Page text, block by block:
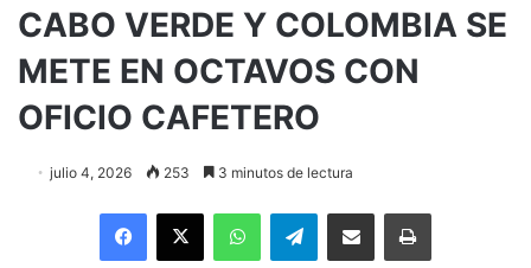
CABO VERDE Y COLOMBIA SE
METE EN OCTAVOS CON
OFICIO CAFETERO
julio 4, 2026 253 3 minutos de lectura
Facebook
X WhatsAppTelegramEnviar vía email Imprimir